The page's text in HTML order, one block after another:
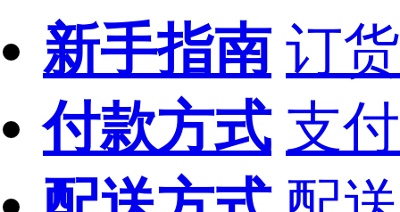
新手指南 订
付款方式 支